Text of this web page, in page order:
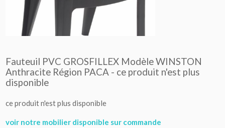
Fauteuil PVC GROSFILLEX Modèle WINSTON
Anthracite Région PACA - ce produit n'est plus
disponible
ce produit n'est plus disponible
voir notre mobilier disponible sur commande